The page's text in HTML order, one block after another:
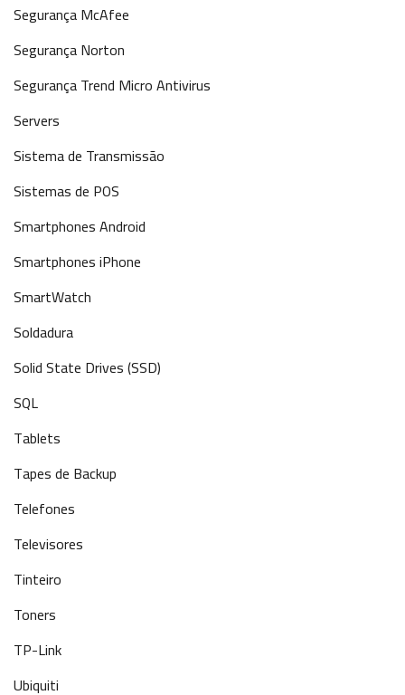
Segurança McAfee
Segurança Norton
Segurança Trend Micro Antivirus
Servers
Sistema de Transmissão
Sistemas de POS
Smartphones Android
Smartphones iPhone
SmartWatch
Soldadura
Solid State Drives (SSD)
SQL
Tablets
Tapes de Backup
Telefones
Televisores
Tinteiro
Toners
TP-Link
Ubiquiti